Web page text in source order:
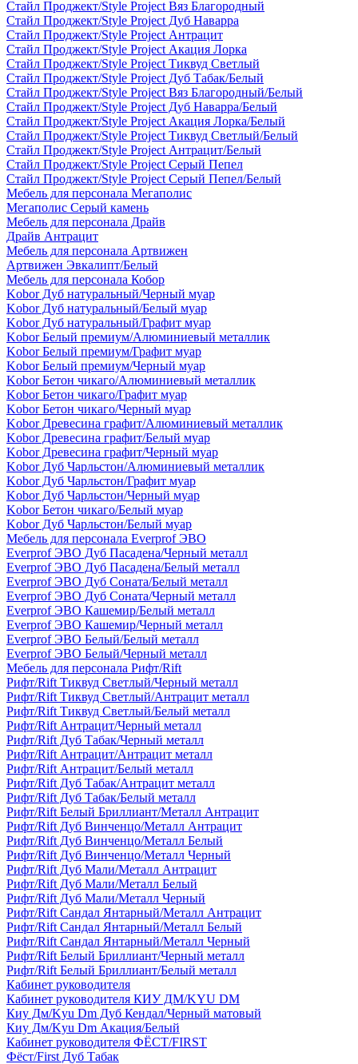
Стайл Проджект/Style Project Вяз Благородный
Стайл Проджект/Style Project Дуб Наварра
Стайл Проджект/Style Project Антрацит
Стайл Проджект/Style Project Акация Лорка
Стайл Проджект/Style Project Тиквуд Светлый
Стайл Проджект/Style Project Дуб Табак/Белый
Стайл Проджект/Style Project Вяз Благородный/Белый
Стайл Проджект/Style Project Дуб Наварра/Белый
Стайл Проджект/Style Project Акация Лорка/Белый
Стайл Проджект/Style Project Тиквуд Светлый/Белый
Стайл Проджект/Style Project Антрацит/Белый
Стайл Проджект/Style Project Серый Пепел
Стайл Проджект/Style Project Серый Пепел/Белый
Мебель для персонала Мегаполис
Мегаполис Серый камень
Мебель для персонала Драйв
Драйв Антрацит
Мебель для персонала Артвижен
Артвижен Эвкалипт/Белый
Мебель для персонала Кобор
Kobor Дуб натуральный/Черный муар
Kobor Дуб натуральный/Белый муар
Kobor Дуб натуральный/Графит муар
Kobor Белый премиум/Алюминиевый металлик
Kobor Белый премиум/Графит муар
Kobor Белый премиум/Черный муар
Kobor Бетон чикаго/Алюминиевый металлик
Kobor Бетон чикаго/Графит муар
Kobor Бетон чикаго/Черный муар
Kobor Древесина графит/Алюминиевый металлик
Kobor Древесина графит/Белый муар
Kobor Древесина графит/Черный муар
Kobor Дуб Чарльстон/Алюминиевый металлик
Kobor Дуб Чарльстон/Графит муар
Kobor Дуб Чарльстон/Черный муар
Kobor Бетон чикаго/Белый муар
Kobor Дуб Чарльстон/Белый муар
Мебель для персонала Everprof ЭВО
Everprof ЭВО Дуб Пасадена/Черный металл
Everprof ЭВО Дуб Пасадена/Белый металл
Everprof ЭВО Дуб Соната/Белый металл
Everprof ЭВО Дуб Соната/Черный металл
Everprof ЭВО Кашемир/Белый металл
Everprof ЭВО Кашемир/Черный металл
Everprof ЭВО Белый/Белый металл
Everprof ЭВО Белый/Черный металл
Мебель для персонала Рифт/Rift
Рифт/Rift Тиквуд Светлый/Черный металл
Рифт/Rift Тиквуд Светлый/Антрацит металл
Рифт/Rift Тиквуд Светлый/Белый металл
Рифт/Rift Антрацит/Черный металл
Рифт/Rift Дуб Табак/Черный металл
Рифт/Rift Антрацит/Антрацит металл
Рифт/Rift Антрацит/Белый металл
Рифт/Rift Дуб Табак/Антрацит металл
Рифт/Rift Дуб Табак/Белый металл
Рифт/Rift Белый Бриллиант/Металл Антрацит
Рифт/Rift Дуб Винченцо/Металл Антрацит
Рифт/Rift Дуб Винченцо/Металл Белый
Рифт/Rift Дуб Винченцо/Металл Черный
Рифт/Rift Дуб Мали/Металл Антрацит
Рифт/Rift Дуб Мали/Металл Белый
Рифт/Rift Дуб Мали/Металл Черный
Рифт/Rift Сандал Янтарный/Металл Антрацит
Рифт/Rift Сандал Янтарный/Металл Белый
Рифт/Rift Сандал Янтарный/Металл Черный
Рифт/Rift Белый Бриллиант/Черный металл
Рифт/Rift Белый Бриллиант/Белый металл
Кабинет руководителя
Кабинет руководителя КИУ ДМ/KYU DM
Киу Дм/Kyu Dm Дуб Кендал/Черный матовый
Киу Дм/Kyu Dm Акация/Белый
Кабинет руководителя ФЁСТ/FIRST
Фёст/First Дуб Табак